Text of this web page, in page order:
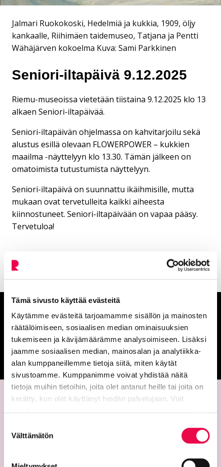
Tämä sivusto käyttää evästeitä
Käytämme evästeitä tarjoamamme sisällön ja mainosten
räätälöimiseen, sosiaalisen median ominaisuuksien
tukemiseen ja kävijämäärämme analysoimiseen. Lisäksi
jaamme sosiaalisen median, mainosalan ja analytiikka-
alan kumppaneillemme tietoja siitä, miten käytät
sivustoamme. Kumppanimme voivat yhdistää näitä
tietoja muihin tietoihin, joita olet antanut heille tai joita on
kerätty, kun olet käyttänyt heidän palvelujaan. Voit
valinta
Välttämätön
Jalmari Ruokokoski, Hedelmiä ja kukkia, 1909, öljy
kankaalle, Riihimäen taidemuseo, Tatjana ja Pentti
Wähäjärven kokoelma Kuva: Sami Parkkinen
Seniori-iltapäivä 9.12.2025
Riemu-museoissa vietetään tiistaina 9.12.2025 klo 13
alkaen Seniori-iltapäivää.
Seniori-iltapäivän ohjelmassa on kahvitarjoilu sekä
alustus esillä olevaan FLOWERPOWER – kukkien
maailma -näyttelyyn klo 13.30. Tämän jälkeen on
omatoimista tutustumista näyttelyyn.
Seniori-iltapäivä on suunnattu ikäihmisille, mutta
mukaan ovat tervetulleita kaikki aiheesta
kiinnostuneet. Seniori-iltapäivään on vapaa pääsy.
Tervetuloa!
Anna palautetta
Palautepalvelu
Siirtyy ulkoiselle